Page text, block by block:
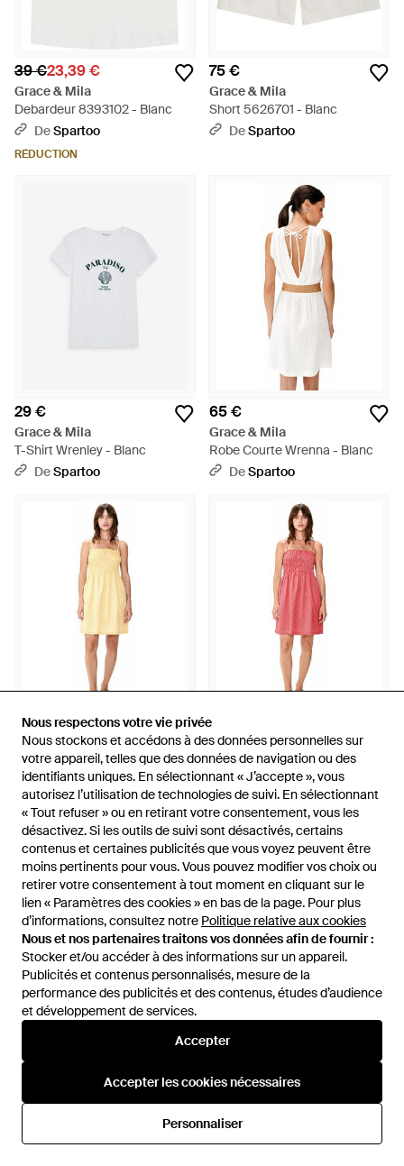
Nous respectons votre vie privée
Nous stockons et accédons à des données personnelles sur
votre appareil, telles que des données de navigation ou des
identifiants uniques. En sélectionnant « J’accepte », vous
autorisez l’utilisation de technologies de suivi. En sélectionnant
« Tout refuser » ou en retirant votre consentement, vous les
désactivez. Si les outils de suivi sont désactivés, certains
contenus et certaines publicités que vous voyez peuvent être
moins pertinents pour vous. Vous pouvez modifier vos choix ou
retirer votre consentement à tout moment en cliquant sur le
lien « Paramètres des cookies » en bas de la page. Pour plus
d’informations, consultez notre Politique relative aux cookies
Nous et nos partenaires traitons vos données afin de fournir :
Stocker et/ou accéder à des informations sur un appareil.
Publicités et contenus personnalisés, mesure de la
performance des publicités et des contenus, études d’audience
et développement de services.
Accepter
Accepter les cookies nécessaires
Personnaliser
Nous respectons votre vie privée
Nous stockons et accédons à des données personnelles sur
votre appareil, telles que des données de navigation ou des
identifiants uniques. En sélectionnant « J’accepte », vous
autorisez l’utilisation de technologies de suivi. En sélectionnant
« Tout refuser » ou en retirant votre consentement, vous les
désactivez. Si les outils de suivi sont désactivés, certains
contenus et certaines publicités que vous voyez peuvent être
moins pertinents pour vous. Vous pouvez modifier vos choix ou
retirer votre consentement à tout moment en cliquant sur le
lien « Paramètres des cookies » en bas de la page. Pour plus
d’informations, consultez notre Politique relative aux cookies
Nous et nos partenaires traitons vos données afin de fournir :
Stocker et/ou accéder à des informations sur un appareil.
Publicités et contenus personnalisés, mesure de la
performance des publicités et des contenus, études d’audience
et développement de services.
Accepter
Accepter les cookies nécessaires
Personnaliser
39 €23,39 €
Grace & Mila
Debardeur 8393102 - Blanc
DeSpartoo
RÉDUCTION
75 €
Grace & Mila
Short 5626701 - Blanc
DeSpartoo
29 €
Grace & Mila
T-Shirt Wrenley - Blanc
DeSpartoo
65 €
Grace & Mila
Robe Courte Wrenna - Blanc
DeSpartoo
59 €
Grace & Mila
Robe Courte Willa - Jaune
DeSpartoo
59 €
Grace & Mila
Robe Courte Willa - Rouge
DeSpartoo
Grace & Mila
T-shirt WYLO - Blanc
59 €
Robe Courte Willa - Bleu